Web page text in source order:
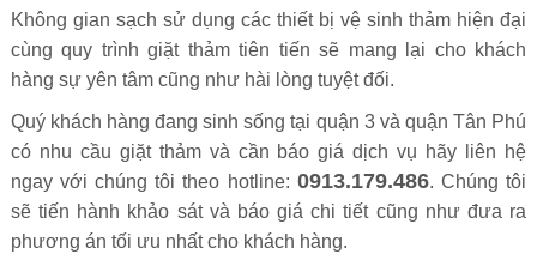
Không gian sạch sử dụng các thiết bị vệ sinh thảm hiện đại
cùng quy trình giặt thảm tiên tiến sẽ mang lại cho khách
hàng sự yên tâm cũng như hài lòng tuyệt đối.
Quý khách hàng đang sinh sống tại quận 3 và quận Tân Phú
có nhu cầu giặt thảm và cần báo giá dịch vụ hãy liên hệ
ngay với chúng tôi theo hotline: 0913.179.486. Chúng tôi
sẽ tiến hành khảo sát và báo giá chi tiết cũng như đưa ra
phương án tối ưu nhất cho khách hàng.